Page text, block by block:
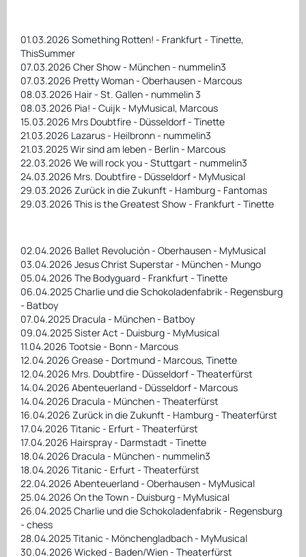
01.03.2026 Something Rotten! - Frankfurt - Tinette,
ThisSummer
07.03.2026 Cher Show - München - nummelin3
07.03.2026 Pretty Woman - Oberhausen - Marcous
08.03.2026 Hair - St. Gallen - nummelin 3
08.03.2026 Pia! - Cuijk - MyMusical, Marcous
15.03.2026 Mrs Doubtfire - Düsseldorf - Tinette
21.03.2026 Lazarus - Heilbronn - nummelin3
21.03.2025 Wir sind am leben - Berlin - Marcous
22.03.2026 We will rock you - Stuttgart - nummelin3
24.03.2026 Mrs. Doubtfire - Düsseldorf - MyMusical
29.03.2026 Zurück in die Zukunft - Hamburg - Fantomas
29.03.2026 This is the Greatest Show - Frankfurt - Tinette
02.04.2026 Ballet Revolución - Oberhausen - MyMusical
03.04.2026 Jesus Christ Superstar - München - Mungo
05.04.2026 The Bodyguard - Frankfurt - Tinette
06.04.2025 Charlie und die Schokoladenfabrik - Regensburg
- Batboy
07.04.2025 Dracula - München - Batboy
09.04.2025 Sister Act - Duisburg - MyMusical
11.04.2026 Tootsie - Bonn - Marcous
12.04.2026 Grease - Dortmund - Marcous, Tinette
12.04.2026 Mrs. Doubtfire - Düsseldorf - Theaterfürst
14.04.2026 Abenteuerland - Düsseldorf - Marcous
14.04.2026 Dracula - München - Theaterfürst
16.04.2026 Zurück in die Zukunft - Hamburg - Theaterfürst
17.04.2026 Titanic - Erfurt - Theaterfürst
17.04.2026 Hairspray - Darmstadt - Tinette
18.04.2026 Dracula - München - nummelin3
18.04.2026 Titanic - Erfurt - Theaterfürst
22.04.2026 Abenteuerland - Oberhausen - MyMusical
25.04.2026 On the Town - Duisburg - MyMusical
26.04.2025 Charlie und die Schokoladenfabrik - Regensburg
- chess
28.04.2025 Titanic - Mönchengladbach - MyMusical
30.04.2026 Wicked - Baden/Wien - Theaterfürst